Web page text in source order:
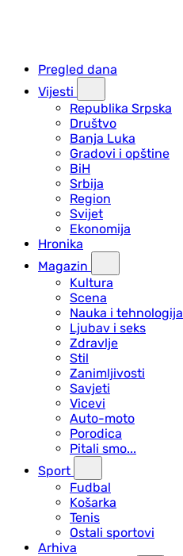
Pregled dana
Vijesti
Republika Srpska
Društvo
Banja Luka
Gradovi i opštine
BiH
Srbija
Region
Svijet
Ekonomija
Hronika
Magazin
Kultura
Scena
Nauka i tehnologija
Ljubav i seks
Zdravlje
Stil
Zanimljivosti
Savjeti
Vicevi
Auto-moto
Porodica
Pitali smo...
Sport
Fudbal
Košarka
Tenis
Ostali sportovi
Arhiva